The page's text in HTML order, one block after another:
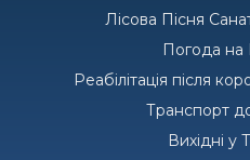
Лісова Пісня
Погода на
Реабілітація після
Транспорт
Вихідні у